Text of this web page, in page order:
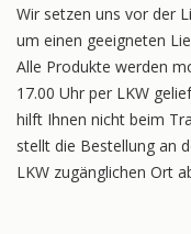
Wir setzen uns vor der
um einen geeigneten
Alle Produkte werden
17.00 Uhr per LKW
hilft Ihnen nicht beim
stellt die Bestellung an
LKW zugänglichen Ort